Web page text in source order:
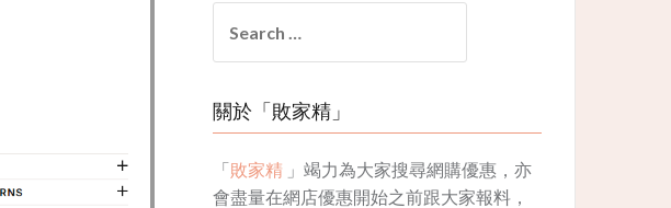
for:
關於「敗家精」
「敗家精 」竭力為大家搜尋網購優惠，亦
會盡量在網店優惠開始之前跟大家報料，